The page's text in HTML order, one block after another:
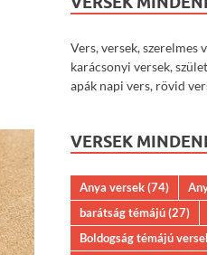
Vers, versek, szerelmes
karácsonyi versek,
apák napi vers, rövid
VERSEK
Anya versek(74)
barátság témájú(27)
Boldogság témájú